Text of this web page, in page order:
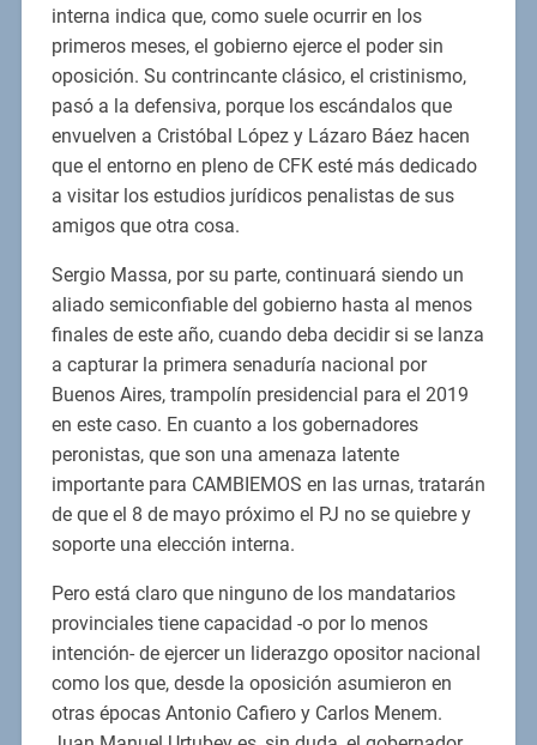
interna indica que, como suele ocurrir en los
primeros meses, el gobierno ejerce el poder sin
oposición. Su contrincante clásico, el cristinismo,
pasó a la defensiva, porque los escándalos que
envuelven a Cristóbal López y Lázaro Báez hacen
que el entorno en pleno de CFK esté más dedicado
a visitar los estudios jurídicos penalistas de sus
amigos que otra cosa.
Sergio Massa, por su parte, continuará siendo un
aliado semiconfiable del gobierno hasta al menos
finales de este año, cuando deba decidir si se lanza
a capturar la primera senaduría nacional por
Buenos Aires, trampolín presidencial para el 2019
en este caso. En cuanto a los gobernadores
peronistas, que son una amenaza latente
importante para CAMBIEMOS en las urnas, tratarán
de que el 8 de mayo próximo el PJ no se quiebre y
soporte una elección interna.
Pero está claro que ninguno de los mandatarios
provinciales tiene capacidad -o por lo menos
intención- de ejercer un liderazgo opositor nacional
como los que, desde la oposición asumieron en
otras épocas Antonio Cafiero y Carlos Menem.